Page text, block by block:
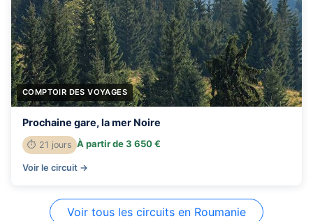
COMPTOIR DES VOYAGES
Prochaine gare, la mer Noire
⏱ 21 jours À partir de 3 650 €
Voir le circuit →
Voir tous les circuits en Roumanie